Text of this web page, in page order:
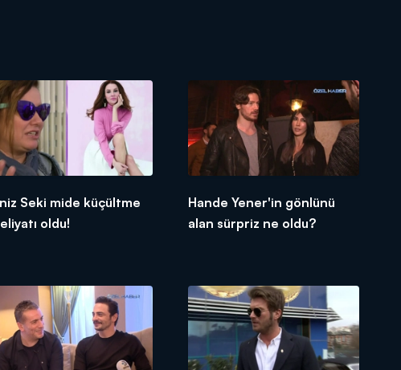
Seki mide küçültme
oldu!
Hande Yener'in gönlünü
alan sürpriz ne oldu?